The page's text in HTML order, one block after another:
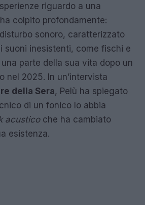
riguardo a una
colpito profondamente:
sonoro, caratterizzato
suoni inesistenti, come fischi e
parte della sua vita dopo un
nel 2025. In un’intervista
della Sera, Pelù ha spiegato
di un fonico lo abbia
acusticoche ha cambiato
esistenza.